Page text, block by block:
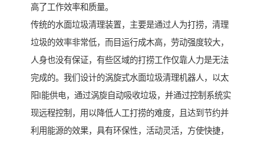
高了工作效率和质量。
传统的水面垃圾清理装置，主要是通过人为打捞，清理
垃圾的效率非常低，而目运行成木高，劳动强度较大，
人身也没有保证，有些区域的打捞工作仅靠人力是无法
完成的。我们设计的涡旋式水面垃圾清理机器人，以太
阳l能供电，通过涡旋自动吸收垃圾，并通过控制系统实
现远程控制，用以降低人工打捞的难度，且达到节约并
利用能源的效果，具有环保性，活动灵活，方使快捷，